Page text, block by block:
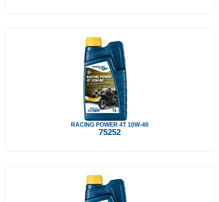
RACING POWER 4T 10W-40
75252